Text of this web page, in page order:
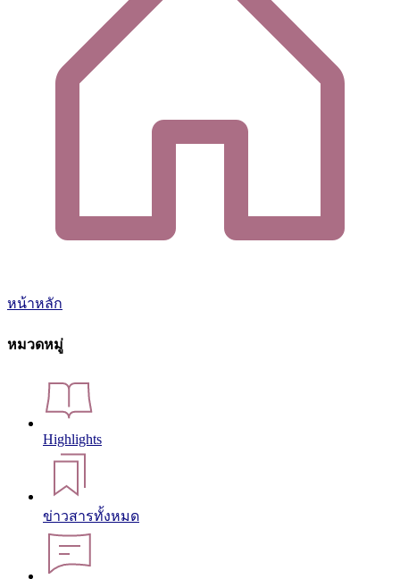
หน้าหลัก
หมวดหมู่
Highlights
ข่าวสารทั้งหมด